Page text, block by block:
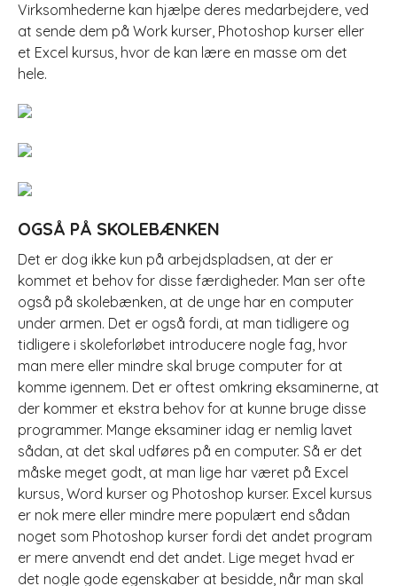
Virksomhederne kan hjælpe deres medarbejdere, ved
at sende dem på Work kurser, Photoshop kurser eller
et Excel kursus, hvor de kan lære en masse om det
hele.
OGSÅ PÅ SKOLEBÆNKEN
Det er dog ikke kun på arbejdspladsen, at der er
kommet et behov for disse færdigheder. Man ser ofte
også på skolebænken, at de unge har en computer
under armen. Det er også fordi, at man tidligere og
tidligere i skoleforløbet introducere nogle fag, hvor
man mere eller mindre skal bruge computer for at
komme igennem. Det er oftest omkring eksaminerne, at
der kommer et ekstra behov for at kunne bruge disse
programmer. Mange eksaminer idag er nemlig lavet
sådan, at det skal udføres på en computer. Så er det
måske meget godt, at man lige har været på Excel
kursus, Word kurser og Photoshop kurser. Excel kursus
er nok mere eller mindre mere populært end sådan
noget som Photoshop kurser fordi det andet program
er mere anvendt end det andet. Lige meget hvad er
det nogle gode egenskaber at besidde, når man skal